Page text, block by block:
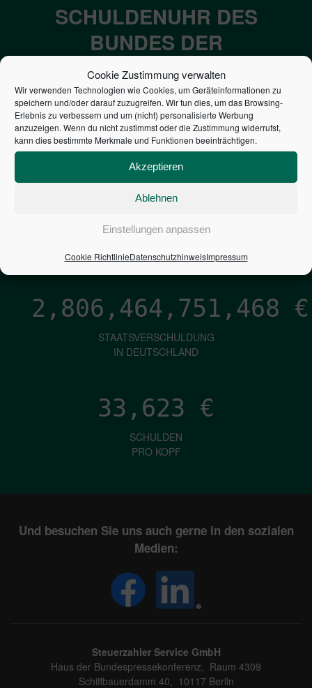
Cookie Zustimmung verwalten
Wir verwenden Technologien wie Cookies, um Geräteinformationen zu
speichern und/oder darauf zuzugreifen. Wir tun dies, um das Browsing-
Erlebnis zu verbessern und um (nicht) personalisierte Werbung
anzuzeigen. Wenn du nicht zustimmst oder die Zustimmung widerrufst,
kann dies bestimmte Merkmale und Funktionen beeinträchtigen.
Akzeptieren
Ablehnen
Einstellungen anpassen
Cookie RichtlinieDatenschutzhinweisImpressum
SCHULDENUHR DES
BUNDES DER
STEUERZAHLER
7,052€
NEUVERSCHULDUNG
PRO SEKUNDE
1,601
ZINSEN
PRO SEKUNDE
2,806,464,752,315 €
STAATSVERSCHULDUNG
IN DEUTSCHLAND
33,623 €
SCHULDEN
PRO KOPF
Und besuchen Sie uns auch gerne in den sozialen
Medien:
Steuerzahler Service GmbH
Haus der Bundespressekonferenz, Raum 4309
Schiffbauerdamm 40, 10117 Berlin